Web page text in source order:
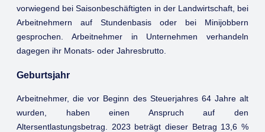
vorwiegend bei Saisonbeschäftigten in der Landwirtschaft, bei
Arbeitnehmern auf Stundenbasis oder bei Minijobbern
gesprochen. Arbeitnehmer in Unternehmen verhandeln
dagegen ihr Monats- oder Jahresbrutto.
Geburtsjahr
Arbeitnehmer, die vor Beginn des Steuerjahres 64 Jahre alt
wurden, haben einen Anspruch auf den
Altersentlastungsbetrag. 2023 beträgt dieser Betrag 13,6 %